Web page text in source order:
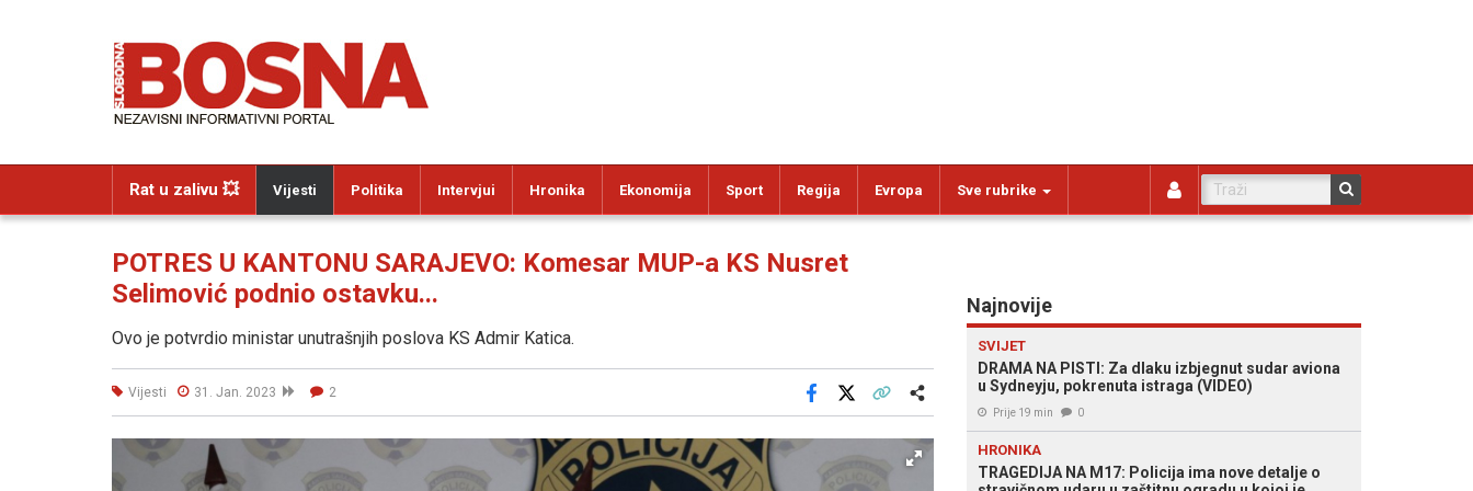
Rat u zalivu 💥 Vijesti Politika Intervjui Hronika Ekonomija Sport Regija Evropa Sve rubrike
POTRES U KANTONU SARAJEVO: Komesar MUP-a KS Nusret
Selimović podnio ostavku...
Ovo je potvrdio ministar unutrašnjih poslova KS Admir Katica.
Vijesti 31. Jan. 2023 2
Facebook
Najnovije
SVIJET
DRAMA NA PISTI: Za dlaku izbjegnut sudar aviona
u Sydneyju, pokrenuta istraga (VIDEO)
Prije 19 min 0
HRONIKA
TRAGEDIJA NA M17: Policija ima nove detalje o